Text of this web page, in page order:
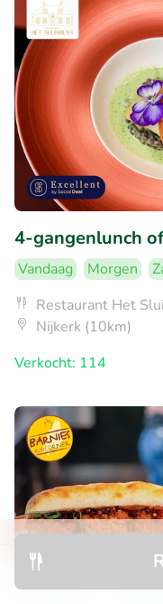
4-gangenlunch
Vandaag Morgen
Restaurant Het
Nijkerk (10km)
Verkocht: 114